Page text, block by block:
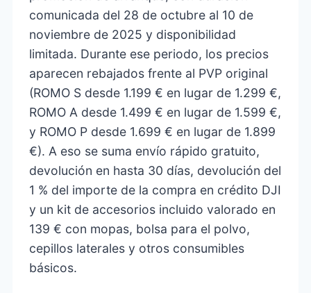
comunicada del 28 de octubre al 10 de
noviembre de 2025 y disponibilidad
limitada. Durante ese periodo, los precios
aparecen rebajados frente al PVP original
(ROMO S desde 1.199 € en lugar de 1.299 €,
ROMO A desde 1.499 € en lugar de 1.599 €,
y ROMO P desde 1.699 € en lugar de 1.899
€). A eso se suma envío rápido gratuito,
devolución en hasta 30 días, devolución del
1 % del importe de la compra en crédito DJI
y un kit de accesorios incluido valorado en
139 € con mopas, bolsa para el polvo,
cepillos laterales y otros consumibles
básicos.